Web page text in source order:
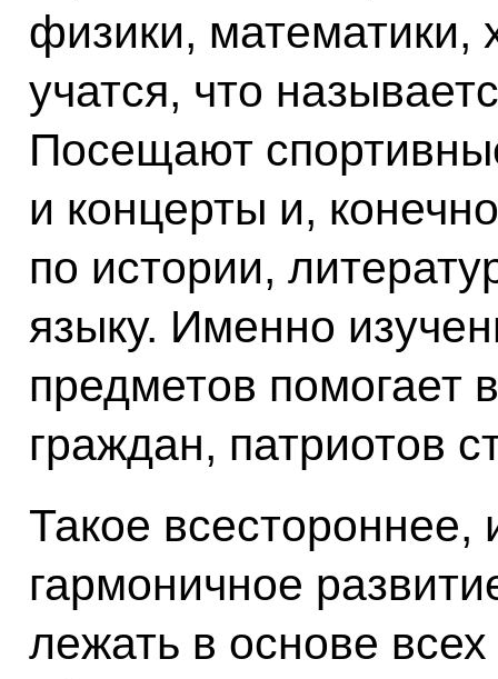
физики, математики,
учатся, что
Посещают
и концерты и,
по истории,
языку. Именно
предметов помогает
граждан, патриотов
Такое
гармоничное
лежать в основе